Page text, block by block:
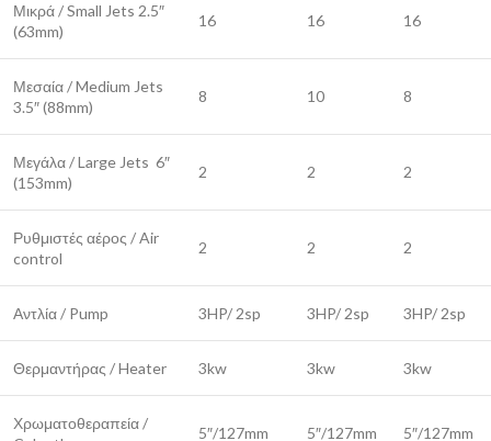
Μικρά / Small Jets 2.5″
(63mm)
16 16 16
Μεσαία / Medium Jets
3.5″ (88mm)
8 10 8
Μεγάλα / Large Jets 6″
(153mm)
2 2 2
Ρυθμιστές αέρος / Air
control
2 2 2
Αντλία / Pump 3HP/ 2sp 3HP/ 2sp 3HP/ 2sp
Θερμαντήρας / Heater 3kw 3kw 3kw
Χρωματοθεραπεία /
5″/127mm 5″/127mm 5″/127mm